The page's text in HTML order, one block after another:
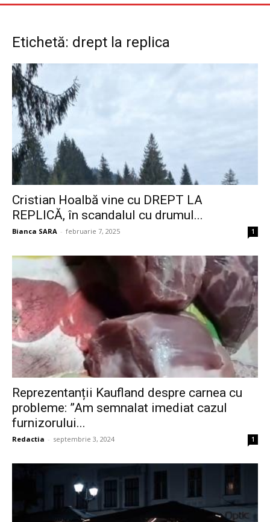
Etichetă: drept la replica
Cristian Hoalbă vine cu DREPT LA
REPLICĂ, în scandalul cu drumul...
Bianca SARA - februarie 7, 2025 1
Reprezentanții Kaufland despre carnea cu
probleme: ”Am semnalat imediat cazul
furnizorului...
Redactia - septembrie 3, 2024 1